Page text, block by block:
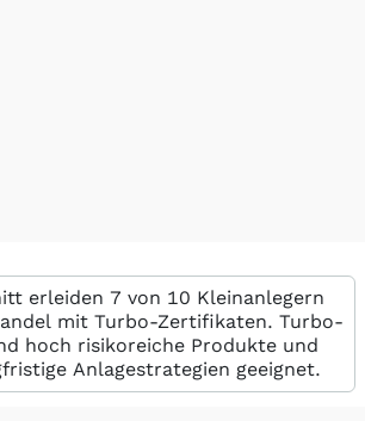
erleiden 7 von 10 Kleinanlegern
mit Turbo-Zertifikaten. Turbo-
hoch risikoreiche Produkte und
Anlagestrategien geeignet.